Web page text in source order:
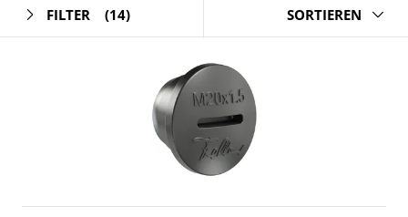
FILTER (14) SORTIEREN